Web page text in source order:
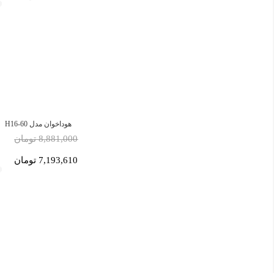
هوداخوان مدل H16-60
8,881,000 تومان
7,193,610 تومان